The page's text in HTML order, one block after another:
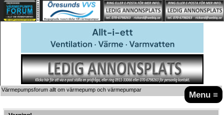
Menu ≡
Värmepumpsforum allt om värmepump och värmepumpar